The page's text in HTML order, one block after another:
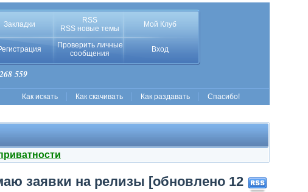
Закладки
RSS
RSS новые темы
Мой Клуб
Проверить личные
сообщения
Вход
559
Как искать Как скачивать Как раздавать Спасибо!
заявки на релизы [обновлено 12